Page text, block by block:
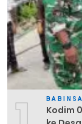
BABINSA
Kodim